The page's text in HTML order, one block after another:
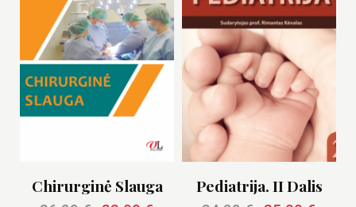
Chirurginė Slauga Pediatrija. II Dalis